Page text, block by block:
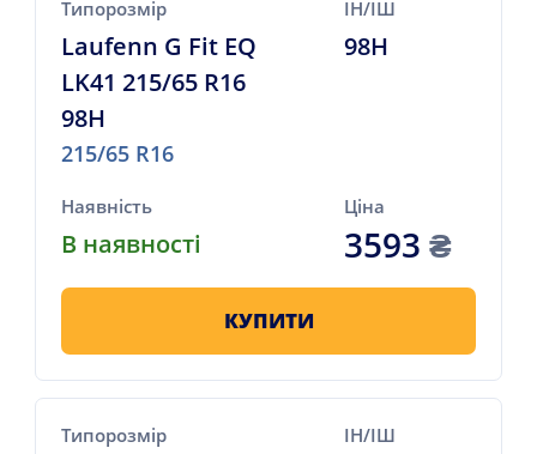
Типорозмір
Laufenn G Fit EQ
LK41 215/65 R16
98H
215/65 R16
ІН/ІШ
98H
Наявність
В наявності
Ціна
3593₴
КУПИТИ
Типорозмір ІН/ІШ